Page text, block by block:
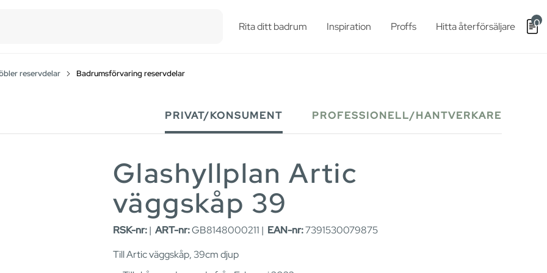
Rita ditt badrum Inspiration Proffs Hitta återförsäljare 0
reservdelar Badrumsförvaring reservdelar
PRIVAT/KONSUMENT PROFESSIONELL/HANTVERKARE
Glashyllplan Artic
väggskåp 39
RSK-nr:| ART-nr:GB8148000211 | EAN-nr:7391530079875
Till Artic väggskåp, 39cm djup